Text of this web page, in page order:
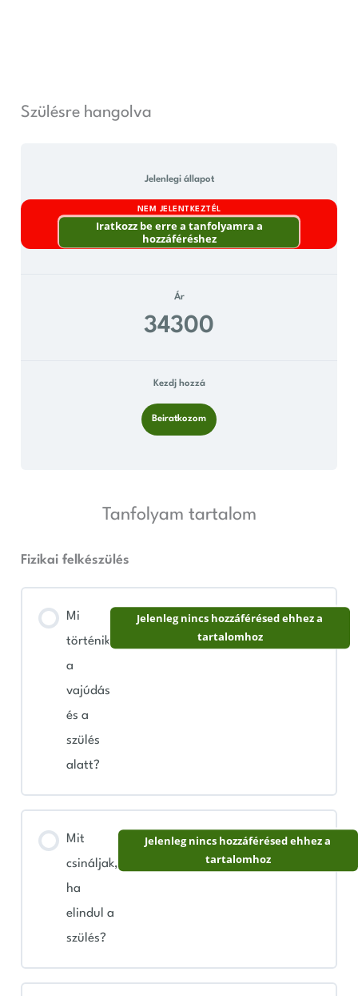
Szülésre hangolva
Jelenlegi állapot
NEM JELENTKEZTÉL
Iratkozz be erre a tanfolyamra a
hozzáféréshez
Ár
34300
Kezdj hozzá
Beiratkozom
Tanfolyam tartalom
Fizikai felkészülés
Mi
történik
a
vajúdás
és a
szülés
alatt?
Jelenleg nincs hozzáférésed ehhez a
tartalomhoz
Mit
csináljak,
ha
elindul a
szülés?
Jelenleg nincs hozzáférésed ehhez a
tartalomhoz